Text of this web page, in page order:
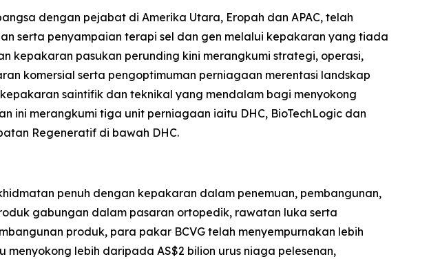
dengan pejabat di Amerika Utara, Eropah dan APAC, telah
serta penyampaian terapi sel dan gen melalui kepakaran yang tiada
kepakaran pasukan perunding kini merangkumi strategi, operasi,
komersial serta pengoptimuman perniagaan merentasi landskap
saintifik dan teknikal yang mendalam bagi menyokong
ini merangkumi tiga unit perniagaan iaitu DHC, BioTechLogic dan
Regeneratif di bawah DHC.
penuh dengan kepakaran dalam penemuan, pembangunan,
gabungan dalam pasaran ortopedik, rawatan luka serta
produk, para pakar BCVG telah menyempurnakan lebih
lebih daripada AS$2 bilion urus niaga pelesenan,